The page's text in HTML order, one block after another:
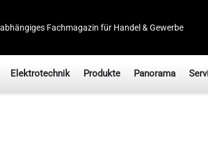
Fachmagazin für Handel & Gewerbe
Elektrotechnik Produkte Panorama